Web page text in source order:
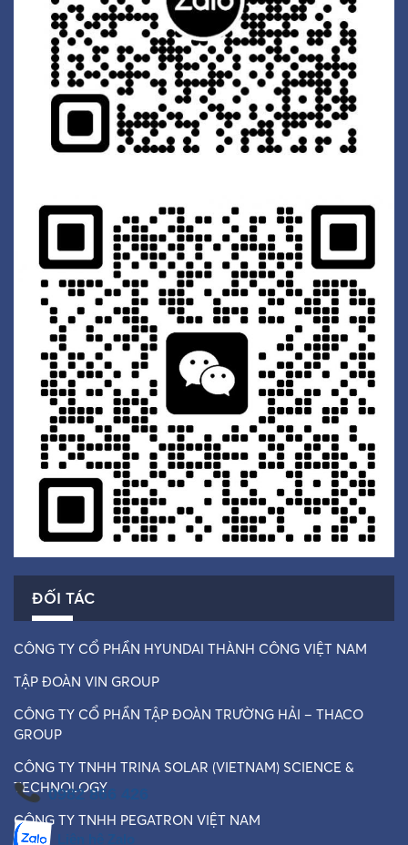
ĐỐI TÁC
CÔNG TY CỔ PHẦN HYUNDAI THÀNH CÔNG VIỆT NAM
TẬP ĐOÀN VIN GROUP
CÔNG TY CỔ PHẦN TẬP ĐOÀN TRƯỜNG HẢI – THACO
GROUP
CÔNG TY TNHH TRINA SOLAR (VIETNAM) SCIENCE &
TECHNOLOGY
CÔNG TY TNHH PEGATRON VIỆT NAM
0982 866 426